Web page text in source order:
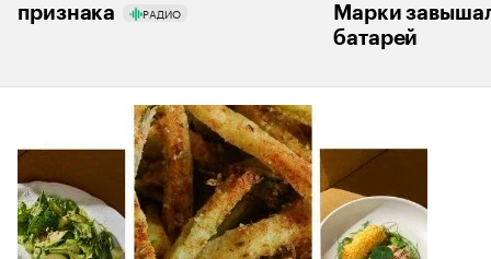
признака
РАДИО
Марки
батарей